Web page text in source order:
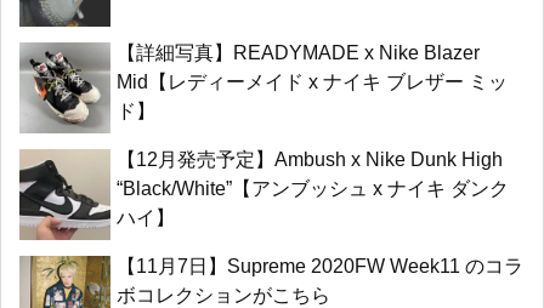
【詳細写真】READYMADE x Nike Blazer
Mid【レディーメイド x ナイキ ブレザー ミッ
ド】
【12月発売予定】Ambush x Nike Dunk High
“Black/White”【アンブッシュ x ナイキ ダンク
ハイ】
【11月7日】Supreme 2020FW Week11 のコラ
ボコレクションがこちら